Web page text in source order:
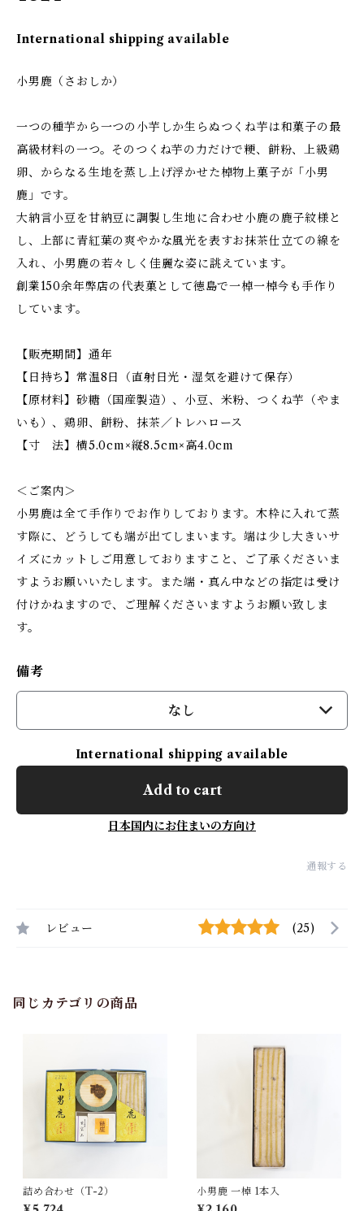
International shipping available
小男鹿（さおしか）
一つの種芋から一つの小芋しか生らぬつくね芋は和菓子の最
高級材料の一つ。そのつくね芋の力だけで粳、餅粉、上級鶏
卵、からなる生地を蒸し上げ浮かせた棹物上菓子が「小男
鹿」です。
大納言小豆を甘納豆に調製し生地に合わせ小鹿の鹿子紋様と
し、上部に青紅葉の爽やかな風光を表すお抹茶仕立ての線を
入れ、小男鹿の若々しく佳麗な姿に誂えています。
創業150余年弊店の代表菓として徳島で一棹一棹今も手作り
しています。
【販売期間】通年
【日持ち】常温8日（直射日光・湿気を避けて保存）
【原材料】砂糖（国産製造）、小豆、米粉、つくね芋（やま
いも）、鶏卵、餅粉、抹茶／トレハロース
【寸 法】横5.0cm×縦8.5cm×高4.0cm
＜ご案内＞
小男鹿は全て手作りでお作りしております。木枠に入れて蒸
す際に、どうしても端が出てしまいます。端は少し大きいサ
イズにカットしご用意しておりますこと、ご了承くださいま
すようお願いいたします。また端・真ん中などの指定は受け
付けかねますので、ご理解くださいますようお願い致しま
す。
備考
なし
International shipping available
Add to cart
日本国内にお住まいの方向け
通報する
レビュー (25)
同じカテゴリの商品
詰め合わせ（T-2） 小男鹿 一棹 1本入